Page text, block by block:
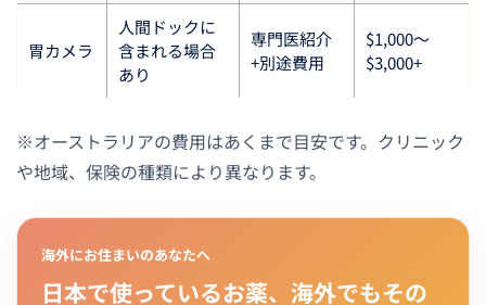
胃カメラ
人間ドックに
含まれる場合
あり
専門医紹介
+別途費用
$1,000〜
$3,000+
※オーストラリアの費用はあくまで目安です。クリニック
や地域、保険の種類により異なります。
海外にお住まいのあなたへ
日本で使っているお薬、海外でもその